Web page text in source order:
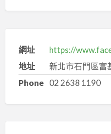
網址
https://
地址
新北市石門區富
Phone 02 2638 1190